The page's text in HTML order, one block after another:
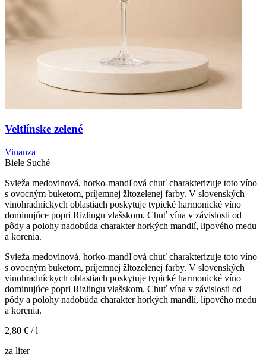
Veltlínske zelené
Vinanza
Biele Suché
Svieža medovinová, horko-mandľová chuť charakterizuje toto víno
s ovocným buketom, príjemnej žltozelenej farby. V slovenských
vinohradníckych oblastiach poskytuje typické harmonické víno
dominujúce popri Rizlingu vlašskom. Chuť vína v závislosti od
pôdy a polohy nadobúda charakter horkých mandlí, lipového medu
a korenia.
Svieža medovinová, horko-mandľová chuť charakterizuje toto víno
s ovocným buketom, príjemnej žltozelenej farby. V slovenských
vinohradníckych oblastiach poskytuje typické harmonické víno
dominujúce popri Rizlingu vlašskom. Chuť vína v závislosti od
pôdy a polohy nadobúda charakter horkých mandlí, lipového medu
a korenia.
2,80 € / l
za liter